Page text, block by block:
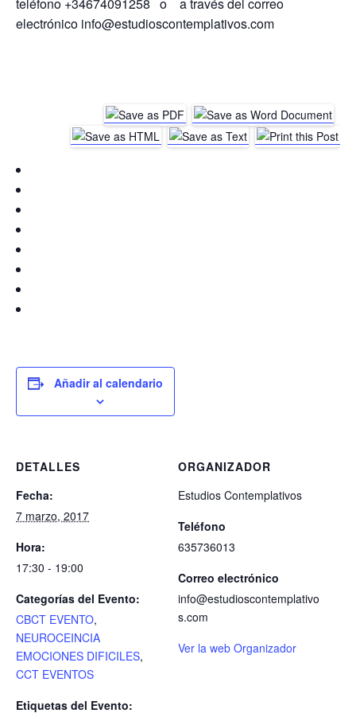
electrónico info@estudioscontemplativos.com
Añadir al calendario
DETALLES
Fecha:
7 marzo, 2017
Hora:
17:30 - 19:00
Categorías del Evento:
CBCT EVENTO,
NEUROCEINCIA
EMOCIONES DIFICILES,
CCT EVENTOS
Etiquetas del Evento:
ORGANIZADOR
Estudios Contemplativos
Teléfono
635736013
Correo electrónico
info@estudioscontemplativo
s.com
Ver la web Organizador